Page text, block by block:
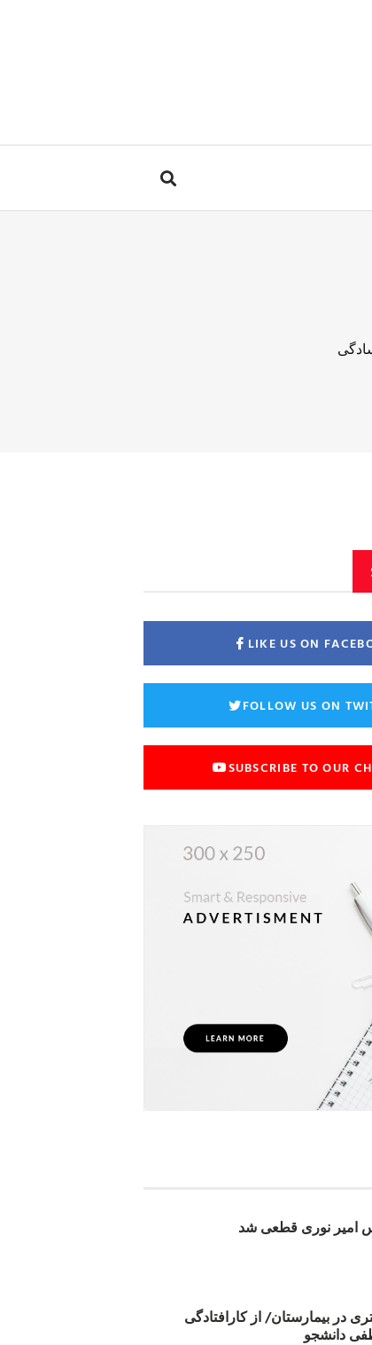
LIKE US ON
FOLLOW US ON
SUBSCRIBE TO OUR
نوری قطعی شد
در بیمارستان/ از کارافتادگی